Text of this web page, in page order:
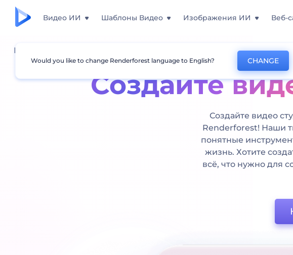
Видео ИИ Шаблоны Видео Изображения ИИ Веб-
Главная
Создайте
Создайте видео
Renderforest! Наши
понятные
жизнь. Хотите
всё, что нужно для
Would you like to change Renderforest language to English? CHANGE